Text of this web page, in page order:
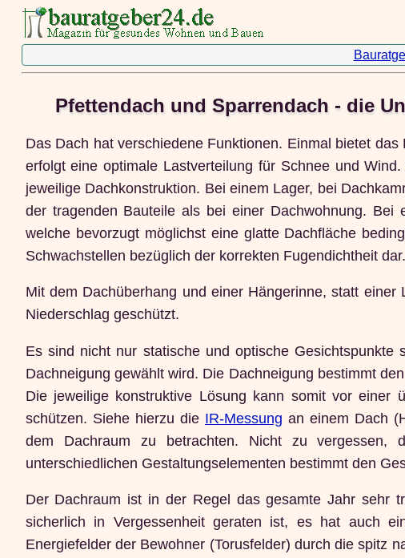
Pfettendach und Sparrendach - die
Das Dach hat verschiedene Funktionen. Einmal bietet
erfolgt eine optimale Lastverteilung für Schnee und
jeweilige Dachkonstruktion. Bei einem Lager, bei
der tragenden Bauteile als bei einer Dachwohnung. Bei
welche bevorzugt möglichst eine glatte Dachfläche
Schwachstellen bezüglich der korrekten Fugendichtheit dar.
Mit dem Dachüberhang und einer Hängerinne, statt
Niederschlag geschützt.
Es sind nicht nur statische und optische
Dachneigung gewählt wird. Die Dachneigung bestimmt
Die jeweilige konstruktive Lösung kann somit vor einer
schützen. Siehe hierzu die IR-Messung an einem Dach
dem Dachraum zu betrachten. Nicht zu
unterschiedlichen Gestaltungselementen bestimmt den
Der Dachraum ist in der Regel das gesamte Jahr sehr
sicherlich in Vergessenheit geraten ist, es hat auch
Energiefelder der Bewohner (Torusfelder) durch die spitz